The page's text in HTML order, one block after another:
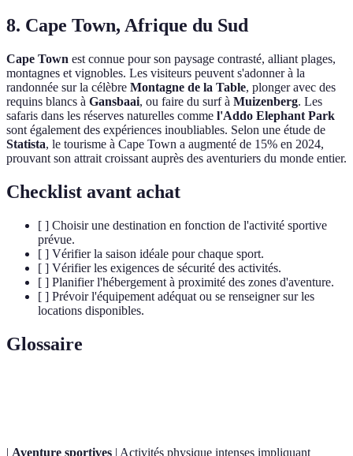
8. Cape Town, Afrique du Sud
Cape Town est connue pour son paysage contrasté, alliant plages,
montagnes et vignobles. Les visiteurs peuvent s'adonner à la
randonnée sur la célèbre Montagne de la Table, plonger avec des
requins blancs à Gansbaai, ou faire du surf à Muizenberg. Les
safaris dans les réserves naturelles comme l'Addo Elephant Park
sont également des expériences inoubliables. Selon une étude de
Statista, le tourisme à Cape Town a augmenté de 15% en 2024,
prouvant son attrait croissant auprès des aventuriers du monde entier.
Checklist avant achat
[ ] Choisir une destination en fonction de l'activité sportive
prévue.
[ ] Vérifier la saison idéale pour chaque sport.
[ ] Vérifier les exigences de sécurité des activités.
[ ] Planifier l'hébergement à proximité des zones d'aventure.
[ ] Prévoir l'équipement adéquat ou se renseigner sur les
locations disponibles.
Glossaire
| Aventure sportives | Activités physique intenses impliquant